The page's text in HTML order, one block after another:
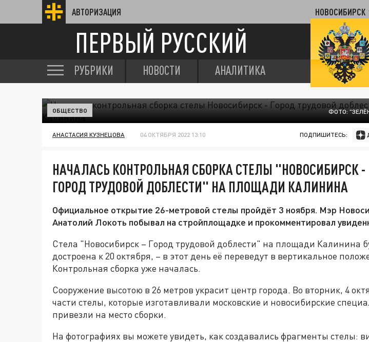
АВТОРИЗАЦИЯ НОВОСИБИРСК
ПЕРВЫЙ РУССКИЙ
РУБРИКИ НОВОСТИ АНАЛИТИКА
ФОТО:
ОБЩЕСТВО
АНАСТАСИЯ КУЗНЕЦОВА 04 ОКТЯБРЯ 2022 13:10 ПОДПИШИТЕСЬ:
НАЧАЛАСЬ КОНТРОЛЬНАЯ СБОРКА СТЕЛЫ "НОВОСИБИРСК -
ГОРОД ТРУДОВОЙ ДОБЛЕСТИ" НА ПЛОЩАДИ КАЛИНИНА
Официальное открытие 26-метровой стелы пройдёт 3 ноября. Мэр
Анатолий Локоть побывал на стройплощадке и прокомментировал
Стела "Новосибирск – Город трудовой доблести" на площади Калинина
достроена к 20 октября, – в этот день её переведут в вертикальное
Контрольная сборка уже началась.
Сооружение высотою в 26 метров украсит центр города. Во вторник, 4
части стелы, которые изготавливали московские и новосибирские
привезли на место сборки.
На фотографиях вы можете увидеть, как создавались фрагменты стелы: